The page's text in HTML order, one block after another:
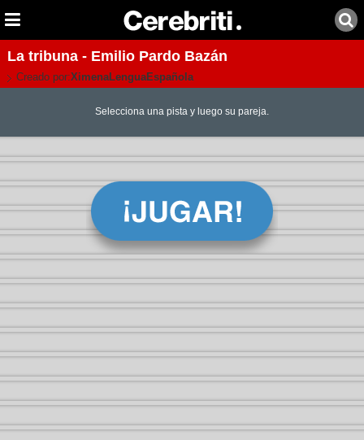
La tribuna - Emilio Pardo Bazán
Creado por:XimenaLenguaEspañola
Selecciona una pista y luego su pareja.